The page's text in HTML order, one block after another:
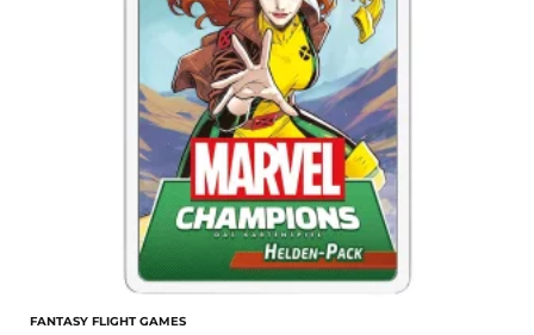
FANTASY FLIGHT GAMES